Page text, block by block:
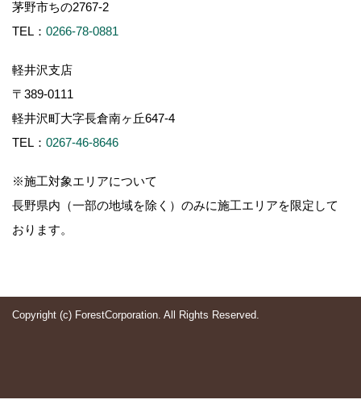
茅野市ちの2767-2
TEL： 0266-78-0881
軽井沢支店
〒389-0111
軽井沢町大字長倉南ヶ丘647-4
TEL： 0267-46-8646
※施工対象エリアについて
長野県内（一部の地域を除く）のみに施工エリアを限定して
おります。
Copyright (c) ForestCorporation. All Rights Reserved.